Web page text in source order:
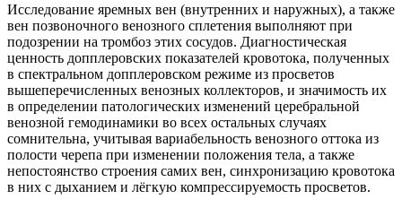
Исследование яремных вен (внутренних и наружных), а также
вен позвоночного венозного сплетения выполняют при
подозрении на тромбоз этих сосудов. Диагностическая
ценность допплеровских показателей кровотока, полученных
в спектральном допплеровском режиме из просветов
вышеперечисленных венозных коллекторов, и значимость их
в определении патологических изменений церебральной
венозной гемодинамики во всех остальных случаях
сомнительна, учитывая вариабельность венозного оттока из
полости черепа при изменении положения тела, а также
непостоянство строения самих вен, синхронизацию кровотока
в них с дыханием и лёгкую компрессируемость просветов.